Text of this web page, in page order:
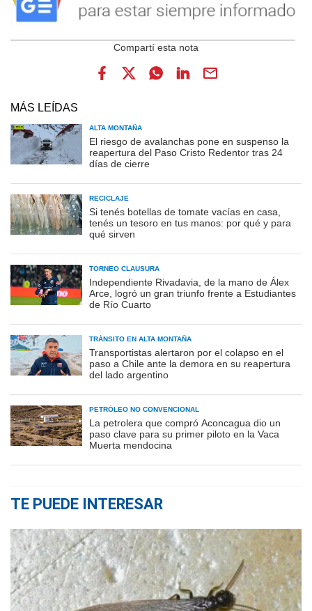
MÁS LEÍDAS
ALTA MONTAÑA
El riesgo de avalanchas pone en suspenso la
reapertura del Paso Cristo Redentor tras 24
días de cierre
RECICLAJE
Si tenés botellas de tomate vacías en casa,
tenés un tesoro en tus manos: por qué y para
qué sirven
TORNEO CLAUSURA
Independiente Rivadavia, de la mano de Álex
Arce, logró un gran triunfo frente a Estudiantes
de Río Cuarto
TRÁNSITO EN ALTA MONTAÑA
Transportistas alertaron por el colapso en el
paso a Chile ante la demora en su reapertura
del lado argentino
PETRÓLEO NO CONVENCIONAL
La petrolera que compró Aconcagua dio un
paso clave para su primer piloto en la Vaca
Muerta mendocina
TE PUEDE INTERESAR